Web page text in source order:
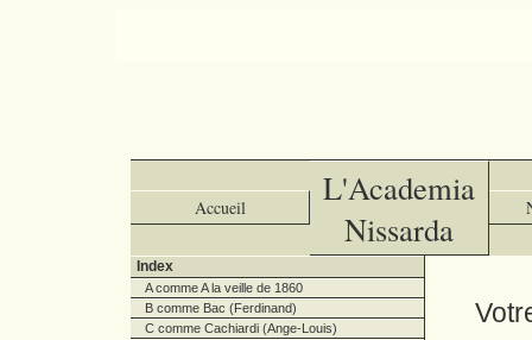
Accueil
L'Academia
Nissarda
Index
A comme A la veille de 1860
B comme Bac (Ferdinand)
C comme Cachiardi (Ange-Louis)